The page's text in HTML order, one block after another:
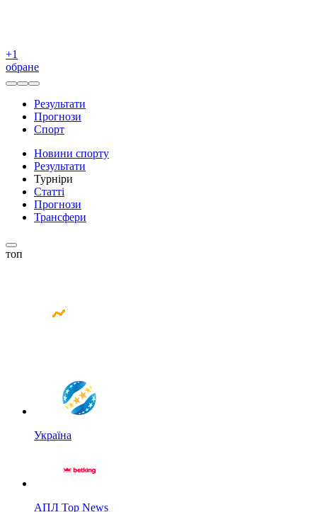
+1
обране
Результати
Прогнози
Спорт
Новини спорту
Результати
Турніри
Статті
Прогнози
Трансфери
топ
Україна
АПЛ Top News